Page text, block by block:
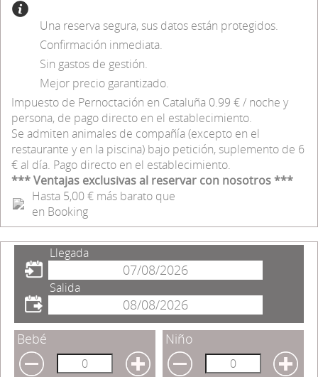
Una reserva segura, sus datos están protegidos.
Confirmación inmediata.
Sin gastos de gestión.
Mejor precio garantizado.
Impuesto de Pernoctación en Cataluña 0.99 € / noche y
persona, de pago directo en el establecimiento.
Se admiten animales de compañía (excepto en el
restaurante y en la piscina) bajo petición, suplemento de 6
€ al día. Pago directo en el establecimiento.
*** Ventajas exclusivas al reservar con nosotros ***
Hasta 5,00 € más barato que
en Booking
Llegada
Salida
Bebé Niño